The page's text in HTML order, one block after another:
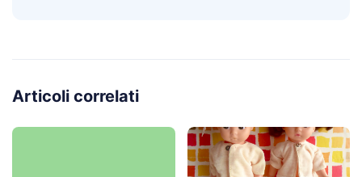
Articoli correlati